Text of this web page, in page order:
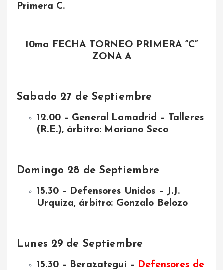
Primera C.
10ma FECHA TORNEO PRIMERA “C”
ZONA A
Sabado 27 de Septiembre
12.00 – General Lamadrid – Talleres
(R.E.), árbitro: Mariano Seco
Domingo 28 de Septiembre
15.30 – Defensores Unidos – J.J.
Urquiza, árbitro: Gonzalo Belozo
Lunes 29 de Septiembre
15.30 – Berazategui – Defensores de